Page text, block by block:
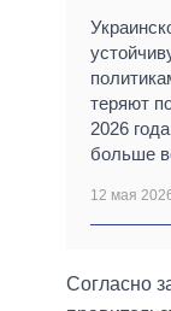
теряют
2026
больше
12 мая
Согласно